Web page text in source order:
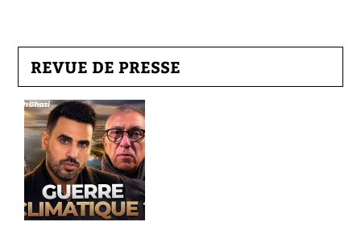
REVUE DE PRESSE